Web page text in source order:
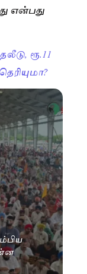
என்பது
ரூ.11